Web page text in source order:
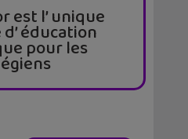
est l’ unique
éducation
pour les